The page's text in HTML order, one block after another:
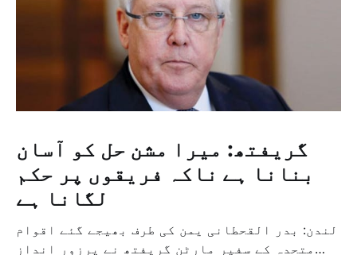
گریفتھ: میرا مشن حل کو آسان
بنانا ہے ناکہ فریقوں پر حکم
لگانا ہے
لندن: بدر القحطانی یمن کی طرف بھیجے گئے اقوام
متحدہ کے سفیر مارٹن گریفتھ نے پرزور انداز